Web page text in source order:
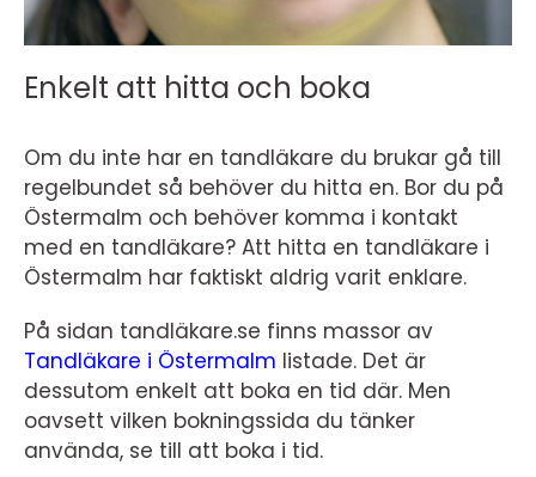
Enkelt att hitta och boka
Om du inte har en tandläkare du brukar gå till
regelbundet så behöver du hitta en. Bor du på
Östermalm och behöver komma i kontakt
med en tandläkare? Att hitta en tandläkare i
Östermalm har faktiskt aldrig varit enklare.
På sidan tandläkare.se finns massor av
Tandläkare i Östermalm listade. Det är
dessutom enkelt att boka en tid där. Men
oavsett vilken bokningssida du tänker
använda, se till att boka i tid.